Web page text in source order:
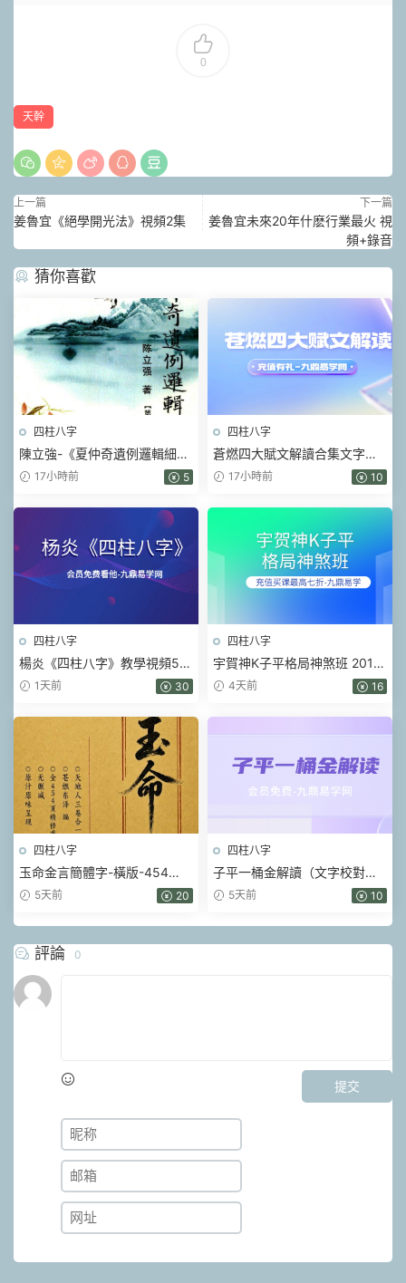
0
天幹
上一篇
姜魯宜《絕學開光法》視頻2集
下一篇
姜魯宜未來20年什麽行業最火 視
頻+錄音
猜你喜歡
四柱八字
陳立強-《夏仲奇遺例邏輯細解
【第 1~7 篇】、》174頁–彩色
17小時前 5
四柱八字
蒼燃四大賦文解讀合集文字版
pdf17小時前 10
四柱八字
楊炎《四柱八字》教學視頻56
集 1天前 30
四柱八字
宇賀神K子平格局神煞班 2017
年 .pdf 452頁
4天前 16
四柱八字
玉命金言簡體字-橫版-454
頁.pdf
5天前 20
四柱八字
子平一桶金解讀（文字校對整
理）.pdf 214頁
5天前 10
評論 0
提交